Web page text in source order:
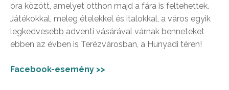
óra között, amelyet otthon majd a fára is feltehettek.
Játékokkal, meleg ételekkel és italokkal, a város egyik
legkedvesebb adventi vásárával várnak benneteket
ebben az évben is Terézvárosban, a Hunyadi téren!
Facebook-esemény >>